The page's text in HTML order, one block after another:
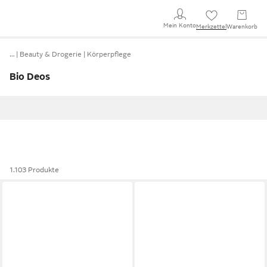
Mein KontoMerkzettel Warenkorb
… Beauty & Drogerie Körperpflege
Bio Deos
1.103 Produkte